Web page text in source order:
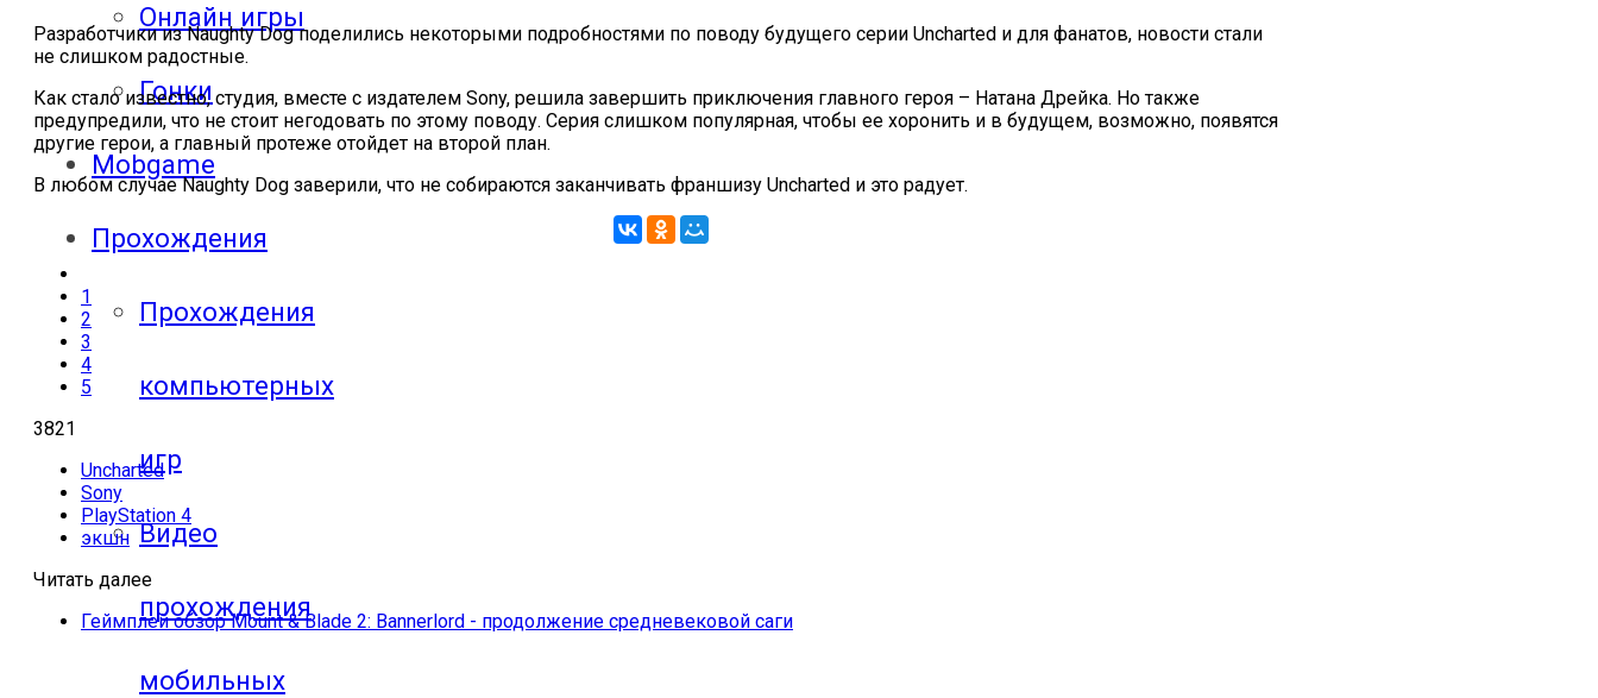
Онлайн игры
Гонки
Mobgame
Прохождения
Прохождения
компьютерных
игр
Видео
прохождения
мобильных
Разработчики из Naughty Dog поделились некоторыми подробностями по поводу будущего серии Uncharted и для фанатов, новости стали
не слишком радостные.
Как стало известно, студия, вместе с издателем Sony, решила завершить приключения главного героя – Натана Дрейка. Но также
предупредили, что не стоит негодовать по этому поводу. Серия слишком популярная, чтобы ее хоронить и в будущем, возможно, появятся
другие герои, а главный протеже отойдет на второй план.
В любом случае Naughty Dog заверили, что не собираются заканчивать франшизу Uncharted и это радует.
1
2
3
4
5
3821
Uncharted
Sony
PlayStation 4
экшн
Читать далее
Геймплей обзор Mount & Blade 2: Bannerlord - продолжение средневековой саги